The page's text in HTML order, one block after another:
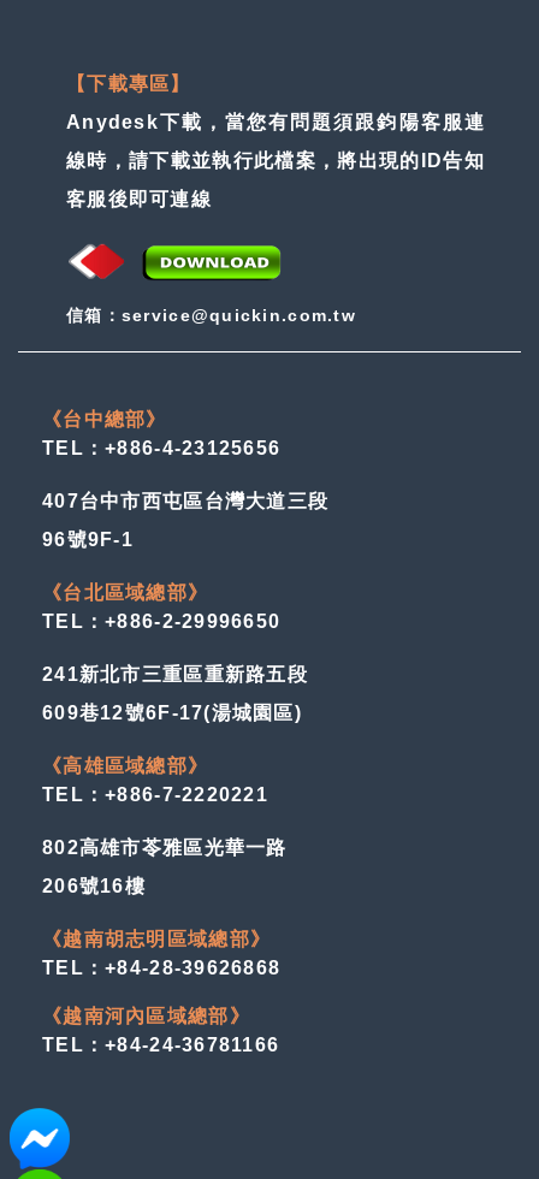
【下載專區】
Anydesk下載，當您有問題須跟鈞陽客服連
線時，請下載並執行此檔案，將出現的ID告知
客服後即可連線
信箱：service@quickin.com.tw
《台中總部》
TEL：+886-4-23125656
407台中市西屯區台灣大道三段
96號9F-1
《台北區域總部》
TEL：+886-2-29996650
241新北市三重區重新路五段
609巷12號6F-17(湯城園區)
《高雄區域總部》
TEL：+886-7-2220221
802高雄市苓雅區光華一路
206號16樓
《越南胡志明區域總部》
TEL：+84-28-39626868
《越南河內區域總部》
TEL：+84-24-36781166